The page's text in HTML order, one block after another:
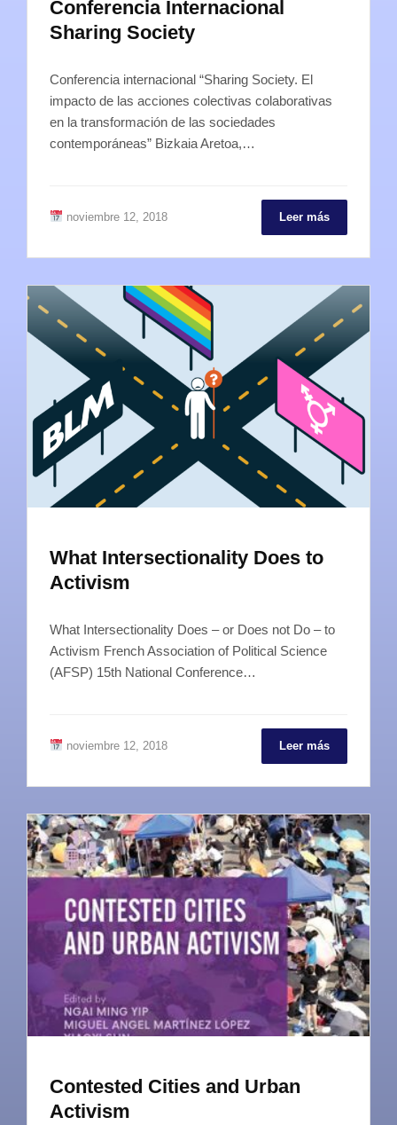
Conferencia Internacional
Sharing Society
Conferencia internacional “Sharing Society. El
impacto de las acciones colectivas colaborativas
en la transformación de las sociedades
contemporáneas” Bizkaia Aretoa,…
noviembre 12, 2018 Leer más
What Intersectionality Does to
Activism
What Intersectionality Does – or Does not Do – to
Activism French Association of Political Science
(AFSP) 15th National Conference…
noviembre 12, 2018 Leer más
Contested Cities and Urban
Activism